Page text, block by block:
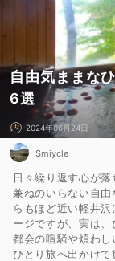
自由気ままな
6選
2024年06月24日
Smiycle
日々繰り返す心が
兼ねのいらない自
らもほど近い軽井
ージですが、実は、
都会の喧騒や煩わ
ひとり旅へ出かけて